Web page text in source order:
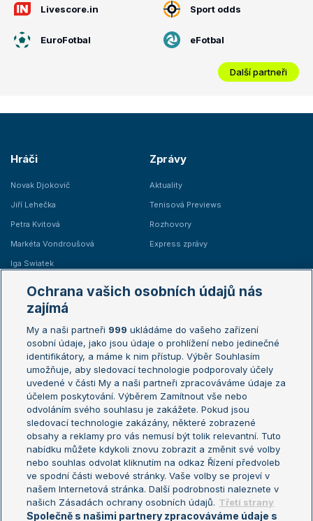
Livescore.in Sport odds
EuroFotbal eFotbal
Další partneři
Hráči
Novak Djokovič
Jiří Lehečka
Petra Kvitová
Markéta Vondroušová
Iga Swiatek
Zprávy
Aktuality
Tenisová Previews
Rozhovory
Express zprávy
Žebříčky
Žebříček ATP (muži)
Žebříček WTA (ženy)
Sázkařský žebříček
Australian Open
French Open
Wimbledon
US Open
Turnaj mistrů
Turnaj mistryň
Aktualní trendy
Fotbalové přestupy
Livesport Daily
LS Prague Open
Ochrana vašich osobních údajů nás
zajímá
My a naši partneři 999 ukládáme do vašeho zařízení
osobní údaje, jako jsou údaje o prohlížení nebo jedinečné
identifikátory, a máme k nim přístup. Výběr Souhlasím
umožňuje, aby sledovací technologie podporovaly účely
uvedené v části My a naši partneři zpracováváme údaje za
účelem poskytování. Výběrem Zamítnout vše nebo
odvoláním svého souhlasu je zakážete. Pokud jsou
sledovací technologie zakázány, některé zobrazené
obsahy a reklamy pro vás nemusí být tolik relevantní. Tuto
nabídku můžete kdykoli znovu zobrazit a změnit své volby
nebo souhlas odvolat kliknutím na odkaz Řízení předvoleb
ve spodní části webové stránky. Vaše volby se projeví v
našem Internetová stránka. Další podrobnosti naleznete v
našich Zásadách ochrany osobních údajů. Třetí strany
Společně s našimi partnery zpracováváme údaje s